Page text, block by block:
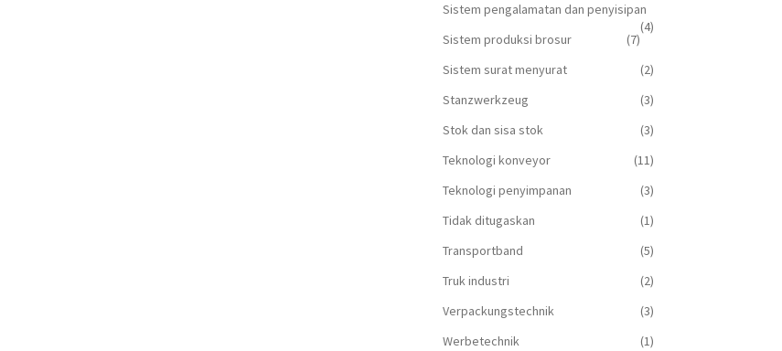
Sistem pengalamatan dan penyisipan
(4)
Sistem produksi brosur
(7)
Sistem surat menyurat
(2)
Stanzwerkzeug
(3)
Stok dan sisa stok
(3)
Teknologi konveyor
(11)
Teknologi penyimpanan
(3)
Tidak ditugaskan
(1)
Transportband
(5)
Truk industri
(2)
Verpackungstechnik
(3)
Werbetechnik
(1)